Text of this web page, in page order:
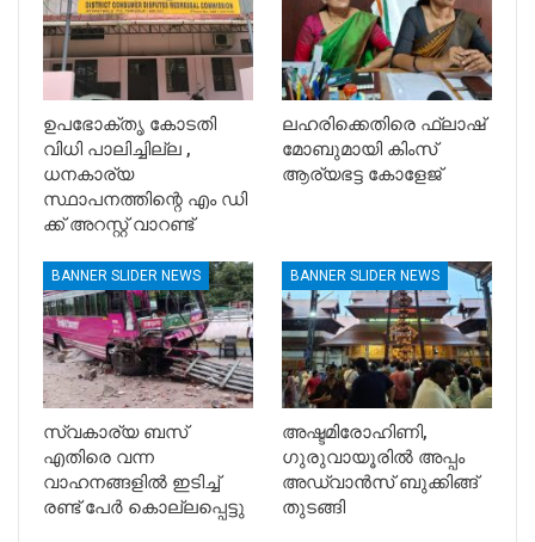
ഉപഭോക്തൃ കോടതി
വിധി പാലിച്ചില്ല ,
ധനകാര്യ
സ്ഥാപനത്തിന്റെ എം ഡി
ക്ക് അറസ്റ്റ് വാറണ്ട്
ലഹരിക്കെതിരെ ഫ്ലാഷ്
മോബുമായി കിംസ്
ആര്യഭട്ട കോളേജ്
BANNER SLIDER NEWS
സ്വകാര്യ ബസ്
എതിരെ വന്ന
വാഹനങ്ങളിൽ ഇടിച്ച്
രണ്ട് പേർ കൊല്ലപ്പെട്ടു
BANNER SLIDER NEWS
അഷ്ടമിരോഹിണി,
ഗുരുവായൂരിൽ അപ്പം
അഡ്വാൻസ് ബുക്കിങ്ങ്
തുടങ്ങി